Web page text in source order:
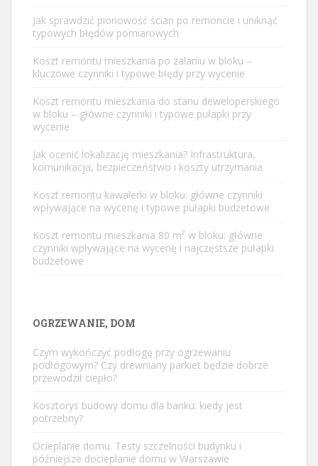
Jak sprawdzić pionowość ścian po remoncie i uniknąć
typowych błędów pomiarowych
Koszt remontu mieszkania po zalaniu w bloku –
kluczowe czynniki i typowe błędy przy wycenie
Koszt remontu mieszkania do stanu deweloperskiego
w bloku – główne czynniki i typowe pułapki przy
wycenie
Jak ocenić lokalizację mieszkania? Infrastruktura,
komunikacja, bezpieczeństwo i koszty utrzymania
Koszt remontu kawalerki w bloku: główne czynniki
wpływające na wycenę i typowe pułapki budżetowe
Koszt remontu mieszkania 80 m² w bloku: główne
czynniki wpływające na wycenę i najczęstsze pułapki
budżetowe
OGRZEWANIE, DOM
Czym wykończyć podłogę przy ogrzewaniu
podłogowym? Czy drewniany parkiet będzie dobrze
przewodził ciepło?
Kosztorys budowy domu dla banku: kiedy jest
potrzebny?
Ocieplanie domu. Testy szczelności budynku i
późniejsze docieplanie domu w Warszawie